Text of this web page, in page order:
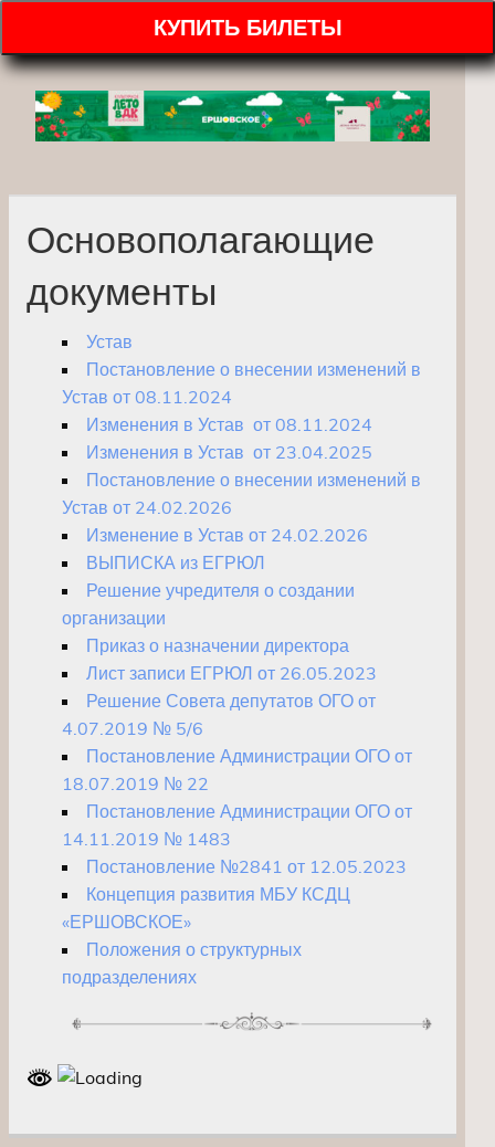
КУПИТЬ БИЛЕТЫ
Основополагающие
документы
Устав
Постановление о внесении изменений в
Устав от 08.11.2024
Изменения в Устав от 08.11.2024
Изменения в Устав от 23.04.2025
Постановление о внесении изменений в
Устав от 24.02.2026
Изменение в Устав от 24.02.2026
ВЫПИСКА из ЕГРЮЛ
Решение учредителя о создании
организации
Приказ о назначении директора
Лист записи ЕГРЮЛ от 26.05.2023
Решение Совета депутатов ОГО от
4.07.2019 № 5/6
Постановление Администрации ОГО от
18.07.2019 № 22
Постановление Администрации ОГО от
14.11.2019 № 1483
Постановление №2841 от 12.05.2023
Концепция развития МБУ КСДЦ
«ЕРШОВСКОЕ»
Положения о структурных
подразделениях